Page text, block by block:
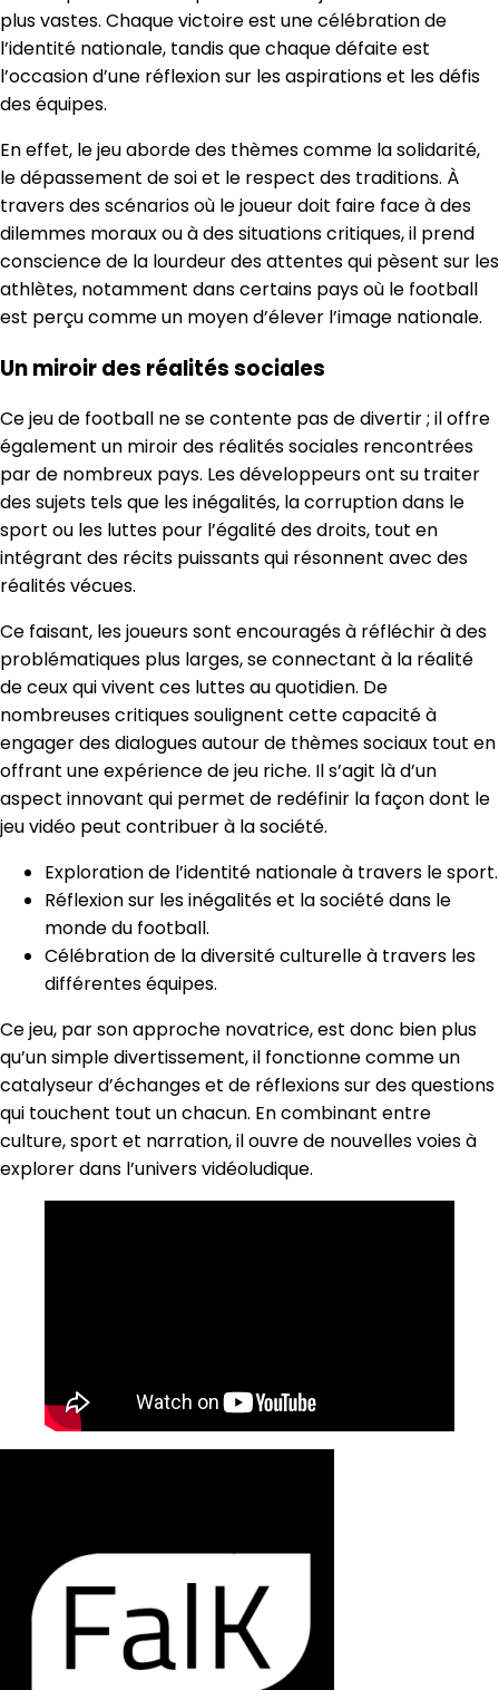
plus vastes. Chaque victoire est une célébration de
l’identité nationale, tandis que chaque défaite est
l’occasion d’une réflexion sur les aspirations et les défis
des équipes.
En effet, le jeu aborde des thèmes comme la solidarité,
le dépassement de soi et le respect des traditions. À
travers des scénarios où le joueur doit faire face à des
dilemmes moraux ou à des situations critiques, il prend
conscience de la lourdeur des attentes qui pèsent sur les
athlètes, notamment dans certains pays où le football
est perçu comme un moyen d’élever l’image nationale.
Un miroir des réalités sociales
Ce jeu de football ne se contente pas de divertir ; il offre
également un miroir des réalités sociales rencontrées
par de nombreux pays. Les développeurs ont su traiter
des sujets tels que les inégalités, la corruption dans le
sport ou les luttes pour l’égalité des droits, tout en
intégrant des récits puissants qui résonnent avec des
réalités vécues.
Ce faisant, les joueurs sont encouragés à réfléchir à des
problématiques plus larges, se connectant à la réalité
de ceux qui vivent ces luttes au quotidien. De
nombreuses critiques soulignent cette capacité à
engager des dialogues autour de thèmes sociaux tout en
offrant une expérience de jeu riche. Il s’agit là d’un
aspect innovant qui permet de redéfinir la façon dont le
jeu vidéo peut contribuer à la société.
Exploration de l’identité nationale à travers le sport.
Réflexion sur les inégalités et la société dans le
monde du football.
Célébration de la diversité culturelle à travers les
différentes équipes.
Ce jeu, par son approche novatrice, est donc bien plus
qu’un simple divertissement, il fonctionne comme un
catalyseur d’échanges et de réflexions sur des questions
qui touchent tout un chacun. En combinant entre
culture, sport et narration, il ouvre de nouvelles voies à
explorer dans l’univers vidéoludique.